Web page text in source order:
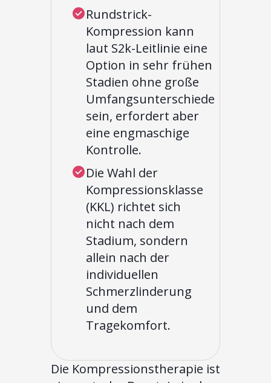
Rundstrick-
Kompression kann
laut S2k-Leitlinie eine
Option in sehr frühen
Stadien ohne große
Umfangsunterschiede
sein, erfordert aber
eine engmaschige
Kontrolle.
Die Wahl der
Kompressionsklasse
(KKL) richtet sich
nicht nach dem
Stadium, sondern
allein nach der
individuellen
Schmerzlinderung
und dem
Tragekomfort.
Die Kompressionstherapie ist